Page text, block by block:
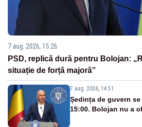
7 aug. 2026, 15:26
PSD, replică dură pentru Bolojan:
situație de forță majoră”
7 aug. 2026, 14:51
Ședința de guvern
15:00. Bolojan nu a